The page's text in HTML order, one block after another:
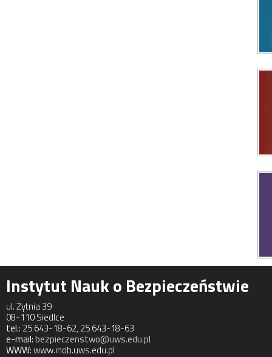
Instytut Nauk o Bezpieczeństwie
ul. Żytnia 39
08-110 Siedlce
tel.: 25 643-18-62, 25 643-18-63
e-mail:bezpieczenstwo@uws.edu.pl
WWW:www.inob.uws.edu.pl